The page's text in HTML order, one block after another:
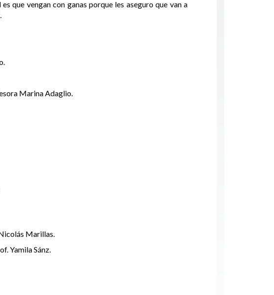
que vengan con ganas porque les aseguro que van a
Marina Adaglio.
Marillas.
Yamila Sánz.